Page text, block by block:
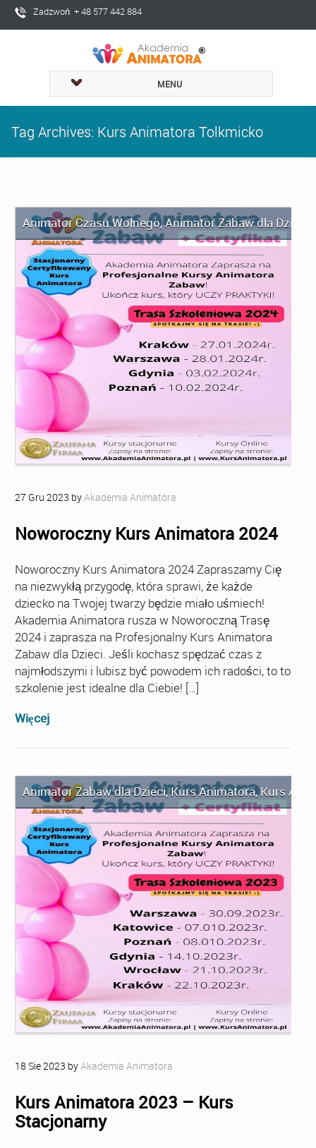
Zadzwoń + 48 577 442 884
MENU
Tag Archives: Kurs Animatora Tolkmicko
Animator Czasu Wolnego,Animator Zabaw dla Dzieci
27 Gru 2023 byAkademia Animatora
Noworoczny Kurs Animatora 2024
Noworoczny Kurs Animatora 2024 Zapraszamy Cię
na niezwykłą przygodę, która sprawi, że każde
dziecko na Twojej twarzy będzie miało uśmiech!
Akademia Animatora rusza w Noworoczną Trasę
2024 i zaprasza na Profesjonalny Kurs Animatora
Zabaw dla Dzieci. Jeśli kochasz spędzać czas z
najmłodszymi i lubisz być powodem ich radości, to to
szkolenie jest idealne dla Ciebie! […]
Więcej
Animator Zabaw dla Dzieci,Kurs Animatora,Kurs
18 Sie2023 byAkademia Animatora
Kurs Animatora 2023 – Kurs
Stacjonarny